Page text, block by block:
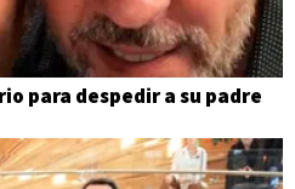
para despedir a su padre